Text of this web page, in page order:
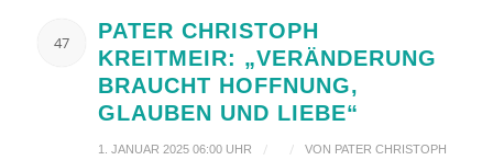
47
PATER CHRISTOPH
KREITMEIR: „VERÄNDERUNG
BRAUCHT HOFFNUNG,
GLAUBEN UND LIEBE“
1. JANUAR 2025 06:00 UHR / / VON PATER CHRISTOPH